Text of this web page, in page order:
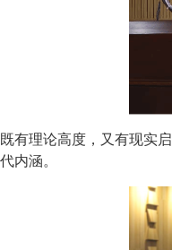
有理论高度，又有现实
内涵。